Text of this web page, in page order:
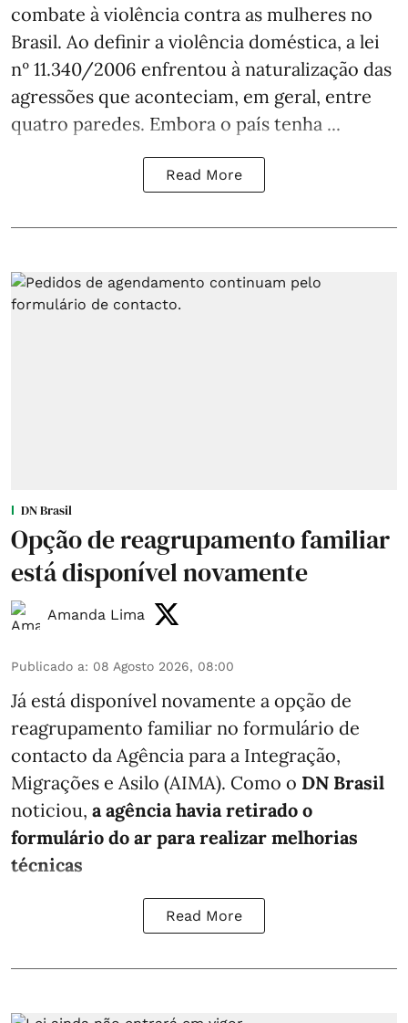
combate à violência contra as mulheres no
Brasil. Ao definir a violência doméstica, a lei
nº 11.340/2006 enfrentou à naturalização das
agressões que aconteciam, em geral, entre
quatro paredes. Embora o país tenha ...
Read More
DN Brasil
Opção de reagrupamento familiar
está disponível novamente
Amanda Lima
Publicado a: 08 Agosto 2026, 08:00
Já está disponível novamente a opção de
reagrupamento familiar no formulário de
contacto da Agência para a Integração,
Migrações e Asilo (AIMA). Como o DN Brasil
noticiou, a agência havia retirado o
formulário do ar para realizar melhorias
técnicas
Read More